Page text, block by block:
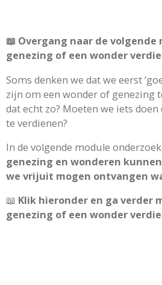
📖 Overgang naar de volgende
genezing of een wonder
Soms denken we dat we eerst
zijn om een wonder of genezing
dat echt zo? Moeten we iets
te verdienen?
In de volgende module
genezing en wonderen
we vrijuit mogen ontvangen
📖 Klik hieronder en ga verder
genezing of een wonder